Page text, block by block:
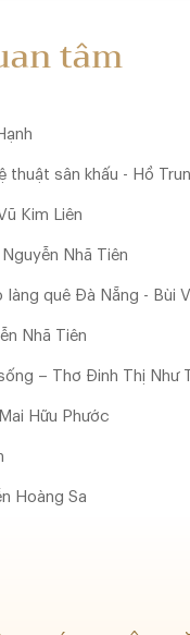
tâm
thuật sân khấu - Hồ
Kim Liên
Nhã Tiên
quê Đà Nẵng - Bùi
Nhã Tiên
– Thơ Đinh Thị Như
Hữu Phước
Hoàng Sa